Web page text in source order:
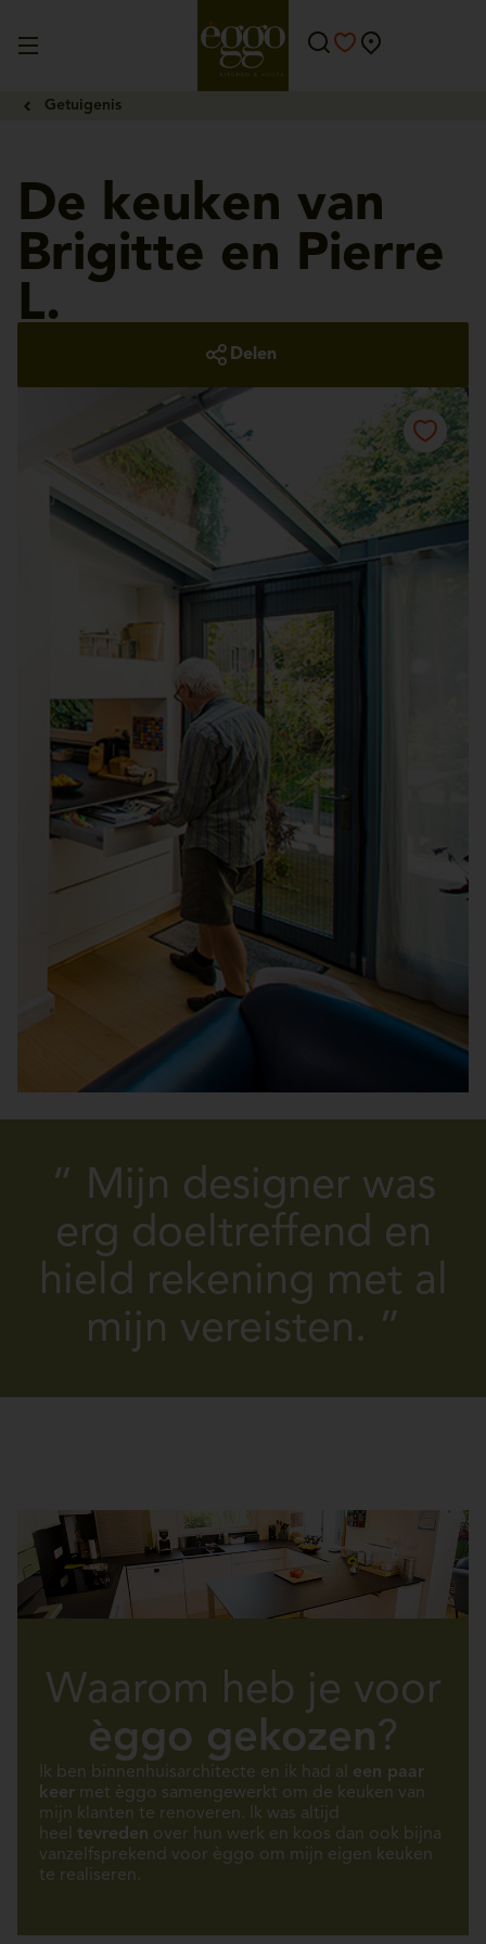
Getuigenis
De keuken van
Brigitte en Pierre
L.
Delen
“ Mijn designer was
erg doeltreffend en
hield rekening met al
mijn vereisten. ”
Waarom heb je voor
èggo gekozen?
Ik ben binnenhuisarchitecte en ik had al een paar
keer met èggo samengewerkt om de keuken van
mijn klanten te renoveren. Ik was altijd
heel tevreden over hun werk en koos dan ook bijna
vanzelfsprekend voor èggo om mijn eigen keuken
te realiseren.